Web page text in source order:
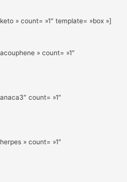
» count= »1″ template= »box »]
» count= »1″
count= »1″
» count= »1″